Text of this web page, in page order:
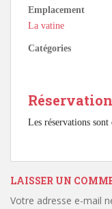
Emplacement
La vatine
Catégories
Les réservations sont
LAISSER UN
Votre adresse e-mail